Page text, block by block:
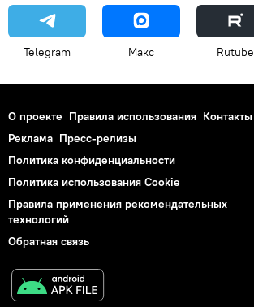
Telegram Макс Rutube
О проекте Правила использования Контакты
Реклама Пресс-релизы
Политика конфиденциальности
Политика использования Cookie
Правила применения рекомендательных
технологий
Обратная связь